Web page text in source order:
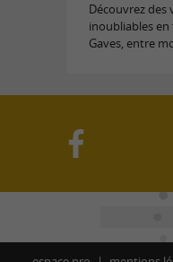
Découvrez des
inoubliables en
Gaves, entre